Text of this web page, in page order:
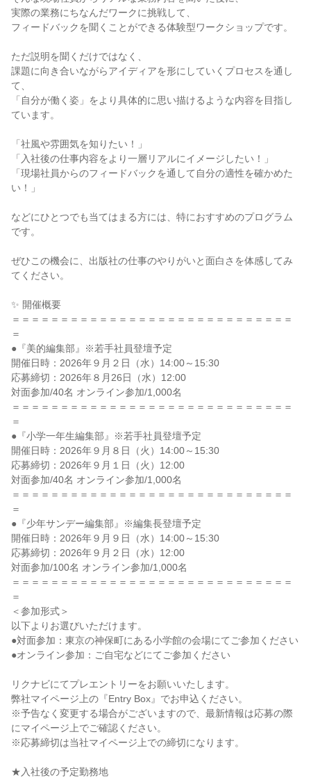
実際の業務にちなんだワークに挑戦して、
フィードバックを聞くことができる体験型ワークショップです。
ただ説明を聞くだけではなく、
課題に向き合いながらアイディアを形にしていくプロセスを通し
て、
「自分が働く姿」をより具体的に思い描けるような内容を目指し
ています。
「社風や雰囲気を知りたい！」
「入社後の仕事内容をより一層リアルにイメージしたい！」
「現場社員からのフィードバックを通して自分の適性を確かめた
い！」
などにひとつでも当てはまる方には、特におすすめのプログラム
です。
ぜひこの機会に、出版社の仕事のやりがいと面白さを体感してみ
てください。
✨ 開催概要
＝＝＝＝＝＝＝＝＝＝＝＝＝＝＝＝＝＝＝＝＝＝＝＝＝＝＝＝＝
＝
●『美的編集部』※若手社員登壇予定
開催日時：2026年９月２日（水）14:00～15:30
応募締切：2026年８月26日（水）12:00
対面参加/40名 オンライン参加/1,000名
＝＝＝＝＝＝＝＝＝＝＝＝＝＝＝＝＝＝＝＝＝＝＝＝＝＝＝＝＝
＝
●『小学一年生編集部』※若手社員登壇予定
開催日時：2026年９月８日（火）14:00～15:30
応募締切：2026年９月１日（火）12:00
対面参加/40名 オンライン参加/1,000名
＝＝＝＝＝＝＝＝＝＝＝＝＝＝＝＝＝＝＝＝＝＝＝＝＝＝＝＝＝
＝
●『少年サンデー編集部』※編集長登壇予定
開催日時：2026年９月９日（水）14:00～15:30
応募締切：2026年９月２日（水）12:00
対面参加/100名 オンライン参加/1,000名
＝＝＝＝＝＝＝＝＝＝＝＝＝＝＝＝＝＝＝＝＝＝＝＝＝＝＝＝＝
＝
＜参加形式＞
以下よりお選びいただけます。
●対面参加：東京の神保町にある小学館の会場にてご参加ください
●オンライン参加：ご自宅などにてご参加ください
リクナビにてプレエントリーをお願いいたします。
弊社マイページ上の『Entry Box』でお申込ください。
※予告なく変更する場合がございますので、最新情報は応募の際
にマイページ上でご確認ください。
※応募締切は当社マイページ上での締切になります。
★入社後の予定勤務地